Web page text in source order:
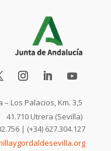
– Los Palacios, Km. 3,5
41.710 Utrera (Sevilla)
| (+34) 627.304.127